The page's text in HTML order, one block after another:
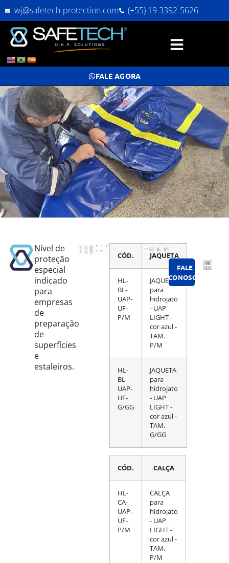
wj@safetech-protection.com (+55) 19 3392-5626
FALE AGORA
Nível de
proteção
especial
indicado
para
empresas
de
preparação
de
superfícies
e
estaleiros.
CÓD. JAQUETA
HL-
BL-
UAP-
UF-
P/M
JAQUETA
para
hidrojato
- UAP
LIGHT -
cor azul -
TAM.
P/M
HL-
BL-
UAP-
UF-
G/GG
JAQUETA
para
hidrojato
- UAP
LIGHT -
cor azul -
TAM.
G/GG
CÓD. CALÇA
HL-
CA-
UAP-
UF-
P/M
CALÇA
para
hidrojato
- UAP
LIGHT -
cor azul -
TAM.
P/M
FALE
CONOSCO